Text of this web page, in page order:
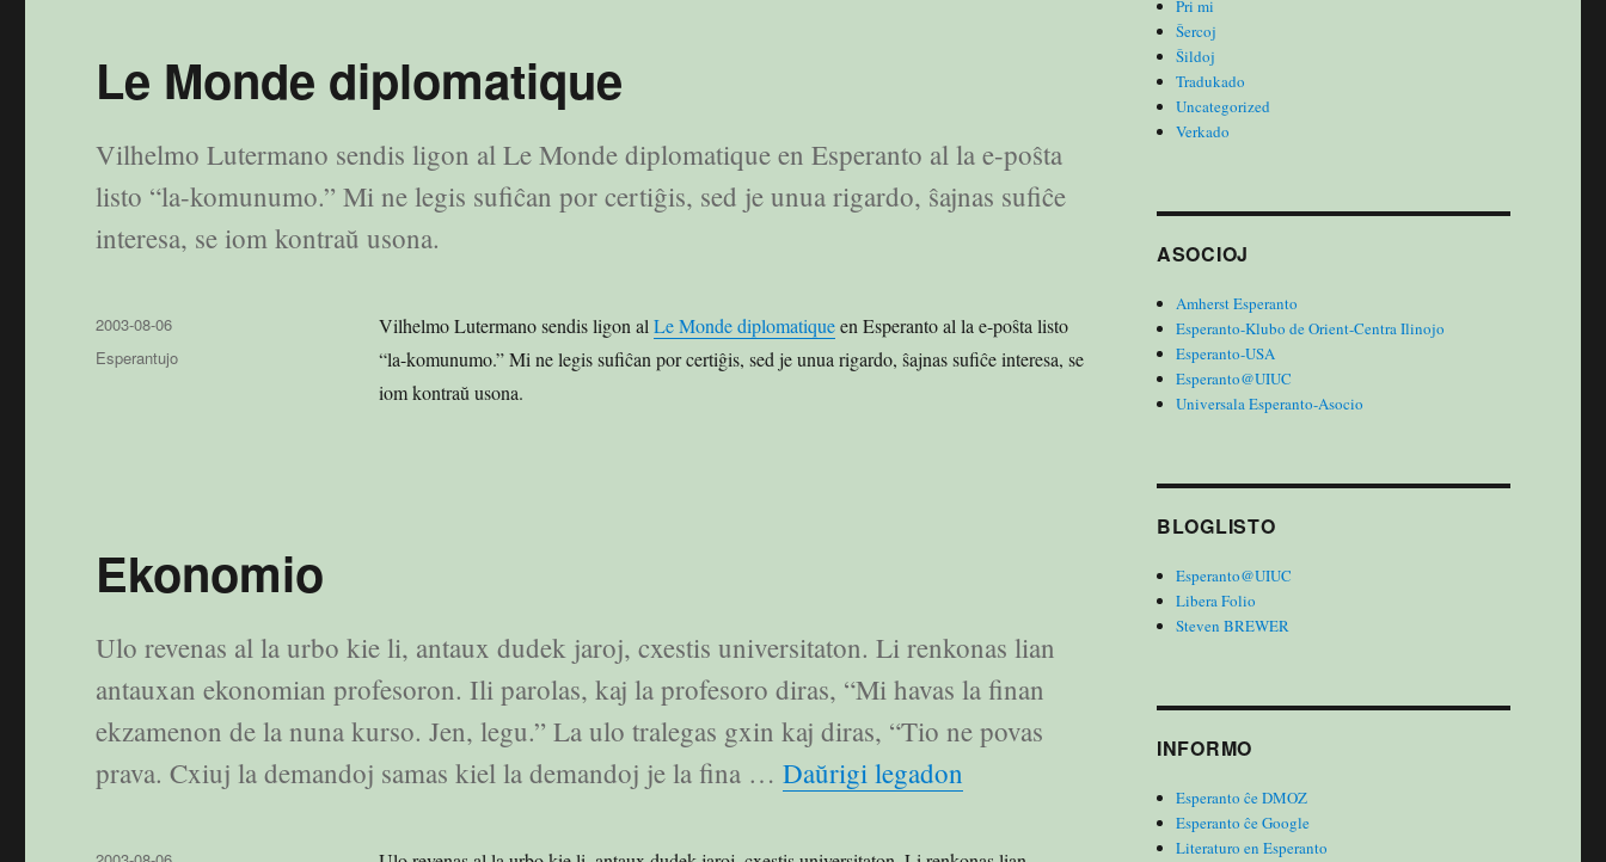
Le Monde diplomatique
Vilhelmo Lutermano sendis ligon al Le Monde diplomatique en Esperanto al la e-poŝta
listo “la-komunumo.” Mi ne legis sufiĉan por certiĝis, sed je unua rigardo, ŝajnas sufiĉe
interesa, se iom kontraŭ usona.
Vilhelmo Lutermano sendis ligon al Le Monde diplomatiqueen Esperanto al la e-poŝta listo
“la-komunumo.” Mi ne legis sufiĉan por certiĝis, sed je unua rigardo, ŝajnas sufiĉe interesa, se
iom kontraŭ usona.
Publikigita
en
2003-08-06
Kategorioj
Esperantujo
Ekonomio
Ulo revenas al la urbo kie li, antaux dudek jaroj, cxestis universitaton. Li renkonas lian
antauxan ekonomian profesoron. Ili parolas, kaj la profesoro diras, “Mi havas la finan
ekzamenon de la nuna kurso. Jen, legu.” La ulo tralegas gxin kaj diras, “Tio ne povas
prava. Cxiuj la demandoj samas kiel la demandoj je la fina …Daŭrigi legadon
Pri mi
Ŝercoj
Ŝildoj
Tradukado
Uncategorized
Verkado
ASOCIOJ
Amherst Esperanto
Esperanto-Klubo de Orient-Centra Ilinojo
Esperanto-USA
Esperanto@UIUC
Universala Esperanto-Asocio
BLOGLISTO
Esperanto@UIUC
Libera Folio
Steven BREWER
INFORMO
Esperanto ĉe DMOZ
Esperanto ĉe Google
Literaturo en Esperanto